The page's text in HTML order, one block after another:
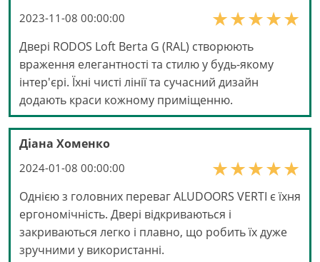
2023-11-08 00:00:00
Двері RODOS Loft Berta G (RAL) створюють
враження елегантності та стилю у будь-якому
інтер'єрі. Їхні чисті лінії та сучасний дизайн
додають краси кожному приміщенню.
Діана Хоменко
2024-01-08 00:00:00
Однією з головних переваг ALUDOORS VERTI є їхня
ергономічність. Двері відкриваються і
закриваються легко і плавно, що робить їх дуже
зручними у використанні.